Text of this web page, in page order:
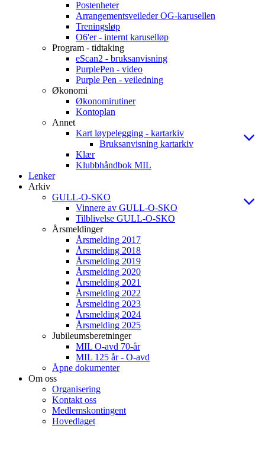
Postenheter
Arrangementsveileder OG-karusellen
Treningsløp
O6'er - internt karuselløp
Program - tidtaking
eScan2 - bruksanvisning
PurplePen - video
Purple Pen - veiledning
Økonomi
Økonomirutiner
Kontoplan
Annet
Kart løypelegging - kartarkiv
Bruksanvisning kartarkiv
Klær
Klubbhåndbok MIL
Lenker
Arkiv
GULL-O-SKO
Vinnere av GULL-O-SKO
Tilblivelse GULL-O-SKO
Årsmeldinger
Årsmelding 2017
Årsmelding 2018
Årsmelding 2019
Årsmelding 2020
Årsmelding 2021
Årsmelding 2022
Årsmelding 2023
Årsmelding 2024
Årsmelding 2025
Jubileumsberetninger
MIL O-avd 70-år
MIL 125 år - O-avd
Åpne dokumenter
Om oss
Organisering
Kontakt oss
Medlemskontingent
Hovedlaget